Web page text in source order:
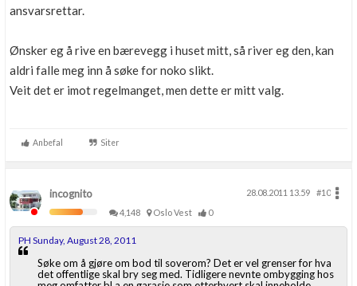
ansvarsrettar.
Ønsker eg å rive en bærevegg i huset mitt, så river eg den, kan
aldri falle meg inn å søke for noko slikt.
Veit det er imot regelmanget, men dette er mitt valg.
Anbefal Siter
incognito 28.08.2011 13.59
#10
4,148
Oslo Vest 0
PH Sunday, August 28, 2011
Søke om å gjøre om bod til soverom? Det er vel grenser for hva
det offentlige skal bry seg med. Tidligere nevnte ombygging hos